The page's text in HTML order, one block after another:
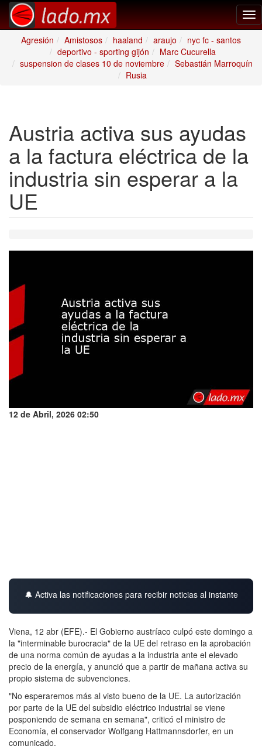
Agresión
Amistosos haaland araujo
nyc fc - santos
deportivo - sporting gijón
Marc Cucurella
suspension de clases 10 de noviembre
Sebastián Marroquín
Rusia
Austria activa sus ayudas
a la factura eléctrica de la
industria sin esperar a la
UE
12 de Abril, 2026 02:50
🔔 Activa las notificaciones para recibir noticias al instante
Viena, 12 abr (EFE).- El Gobierno austríaco culpó este domingo a
la "interminable burocracia" de la UE del retraso en la aprobación
de una norma común de ayudas a la industria ante el elevado
precio de la energía, y anunció que a partir de mañana activa su
propio sistema de subvenciones.
"No esperaremos más al visto bueno de la UE. La autorización
por parte de la UE del subsidio eléctrico industrial se viene
posponiendo de semana en semana", criticó el ministro de
Economía, el conservador Wolfgang Hattmannsdorfer, en un
comunicado.